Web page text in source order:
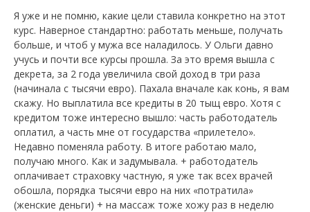
Я уже и не помню, какие цели ставила конкретно на этот
курс. Наверное стандартно: работать меньше, получать
больше, и чтоб у мужа все наладилось. У Ольги давно
учусь и почти все курсы прошла. За это время вышла с
декрета, за 2 года увеличила свой доход в три раза
(начинала с тысячи евро). Пахала вначале как конь, я вам
скажу. Но выплатила все кредиты в 20 тыщ евро. Хотя с
кредитом тоже интересно вышло: часть работодатель
оплатил, а часть мне от государства «прилетело».
Недавно поменяла работу. В итоге работаю мало,
получаю много. Как и задумывала. + работодатель
оплачивает страховку частную, я уже так всех врачей
обошла, порядка тысячи евро на них «потратила»
(женские деньги) + на массаж тоже хожу раз в неделю